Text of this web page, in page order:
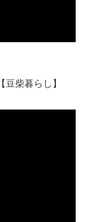
柴暮らし】